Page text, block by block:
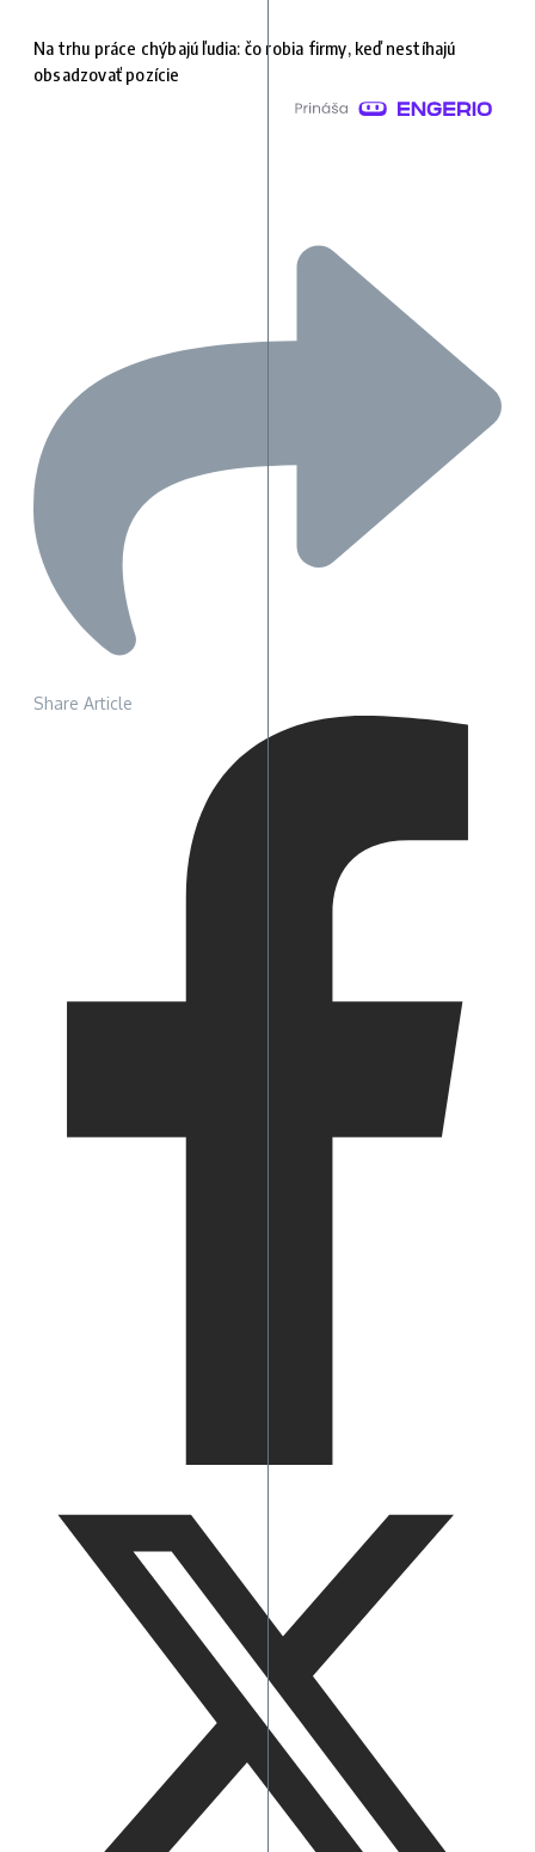
Na trhu práce chýbajú ľudia: čo robia firmy, keď nestíhajú
obsadzovať pozície
Share Article